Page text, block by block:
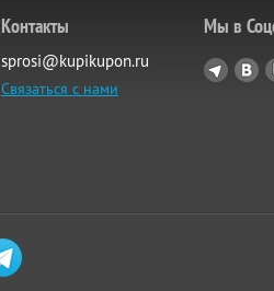
Контакты
sprosi@kupikupon.ru
Связаться с нами
Мы в